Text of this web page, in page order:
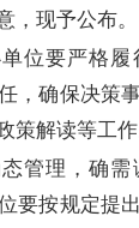
，现予公布。
位要严格
，确保决策
策解读等工作
管理，确
要按规定提